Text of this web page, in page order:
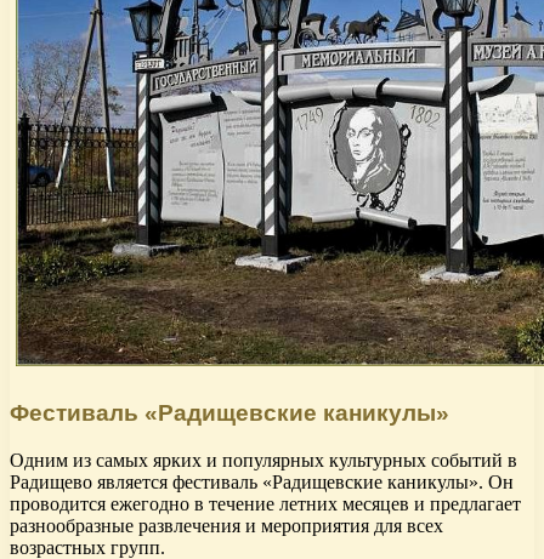
Фестиваль «Радищевские каникулы»
Одним из самых ярких и популярных культурных событий в
Радищево является фестиваль «Радищевские каникулы». Он
проводится ежегодно в течение летних месяцев и предлагает
разнообразные развлечения и мероприятия для всех
возрастных групп.